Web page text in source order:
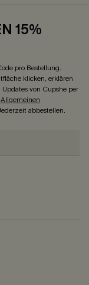
15%
pro Bestellung.
klicken, erklären
von Cupshe per
Allgemeinen
abbestellen.